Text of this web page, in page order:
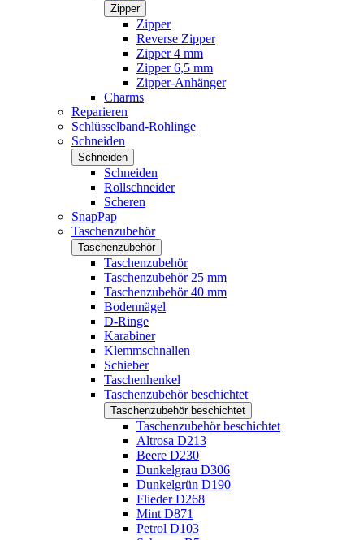
Zipper
Zipper
Reverse Zipper
Zipper 4 mm
Zipper 6,5 mm
Zipper-Anhänger
Charms
Reparieren
Schlüsselband-Rohlinge
Schneiden
Schneiden
Schneiden
Rollschneider
Scheren
SnapPap
Taschenzubehör
Taschenzubehör
Taschenzubehör
Taschenzubehör 25 mm
Taschenzubehör 40 mm
Bodennägel
D-Ringe
Karabiner
Klemmschnallen
Schieber
Taschenhenkel
Taschenzubehör beschichtet
Taschenzubehör beschichtet
Taschenzubehör beschichtet
Altrosa D213
Beere D230
Dunkelgrau D306
Dunkelgrün D190
Flieder D268
Mint D871
Petrol D103